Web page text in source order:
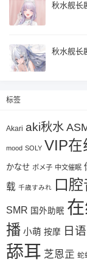
秋水舰长
秋水舰长
标签
Akari aki秋水
mood SOLY VIP在
かなせ ポメ子 中文催眠
载 千歳すみれ 口腔
SMR 国外助眠
播 小萌 按摩 日语
舔耳 芝恩㱏 蛇